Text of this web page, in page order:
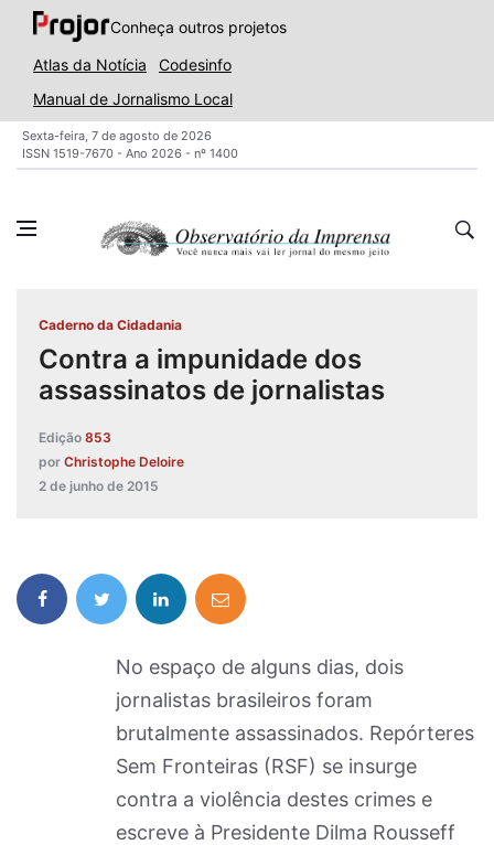
Conheça outros projetos
Atlas da Notícia
Codesinfo
Manual de Jornalismo Local
Sexta-feira, 7 de agosto de 2026
ISSN 1519-7670 - Ano 2026 - nº 1400
Caderno da Cidadania
Contra a impunidade dos
assassinatos de jornalistas
Edição 853
por Christophe Deloire
2 de junho de 2015
No espaço de alguns dias, dois
jornalistas brasileiros foram
brutalmente assassinados. Repórteres
Sem Fronteiras (RSF) se insurge
contra a violência destes crimes e
escreve à Presidente Dilma Rousseff